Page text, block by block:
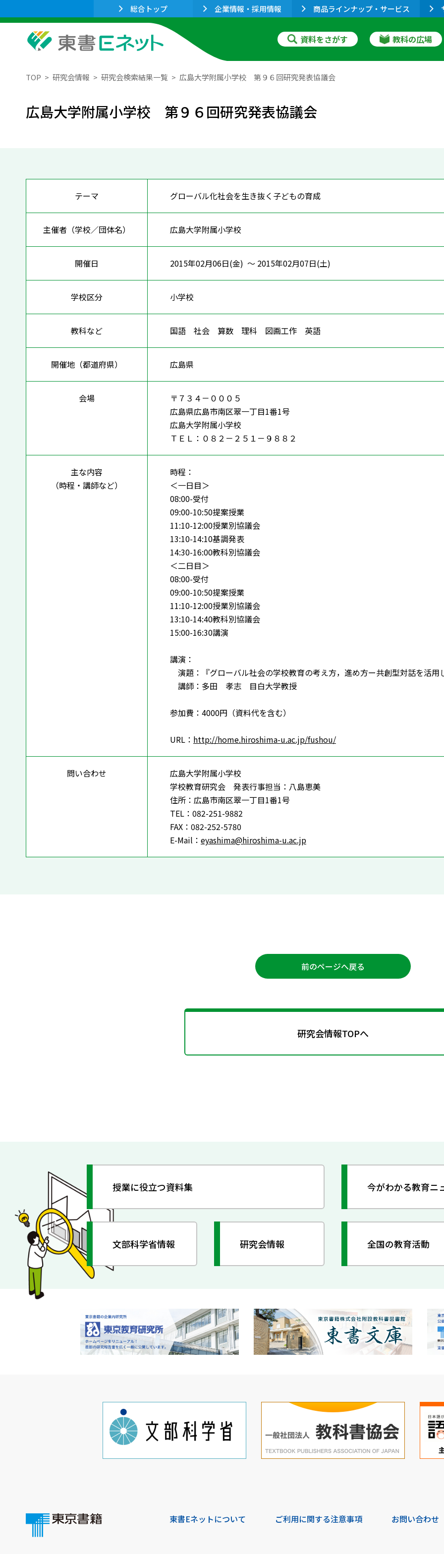
総合トップ 企業情報・採用情報 商品ラインナップ・サービス
資料をさがす 教科の広場
TOP 研究会情報 研究会検索結果一覧 広島大学附属小学校 第９６回研究発表協議会
広島大学附属小学校 第９６回研究発表協議会
テーマ グローバル化社会を生き抜く子どもの育成
主催者（学校／団体名） 広島大学附属小学校
開催日 2015年02月06日(金) ～ 2015年02月07日(土)
学校区分 小学校
教科など 国語 社会 算数 理科 図画工作 英語
開催地（都道府県） 広島県
会場
〒７３４－０００５
広島県広島市南区翠一丁目1番1号
広島大学附属小学校
ＴＥＬ：０８２－２５１－９８８２
主な内容
（時程・講師など）
時程：
＜一日目＞
08:00-受付
09:00-10:50提案授業
11:10-12:00授業別協議会
13:10-14:10基調発表
14:30-16:00教科別協議会
＜二日目＞
08:00-受付
09:00-10:50提案授業
11:10-12:00授業別協議会
13:10-14:40教科別協議会
15:00-16:30講演
講演：
演題：『グローバル社会の学校教育の考え方，進め方ー共創型対話を活用
講師：多田 孝志 目白大学教授
参加費：4000円（資料代を含む）
URL： http://home.hiroshima-u.ac.jp/fushou/
問い合わせ
広島大学附属小学校
学校教育研究会 発表行事担当：八島恵美
住所：広島市南区翠一丁目1番1号
TEL：082-251-9882
FAX：082-252-5780
E-Mail： eyashima@hiroshima-u.ac.jp
前のページへ戻る
研究会情報TOPへ
授業に役立つ資料集 今がわかる教育ニ
文部科学省情報 研究会情報 全国の教育活動
東書Eネットについて ご利用に関する注意事項 お問い合わせ